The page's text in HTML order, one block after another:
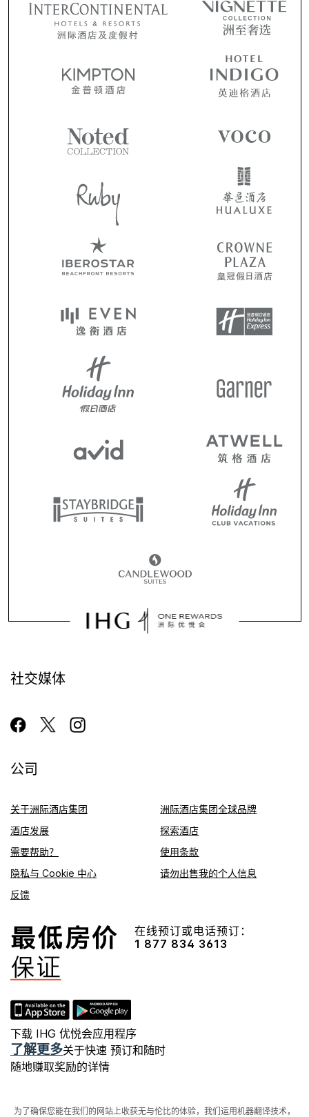
社交媒体
公司
关于洲际酒店集团
洲际酒店集团全球品牌
酒店发展
探索酒店
需要帮助？
使用条款
隐私与 Cookie 中心
请勿出售我的个人信息
反馈
在线预订或电话预订：
1 877 834 3613
下载 IHG 优悦会应用程序
了解更多关于快速 预订和随时
随地赚取奖励的详情
为了确保您能在我们的网站上收获无与伦比的体验，我们运用机器翻译技术，